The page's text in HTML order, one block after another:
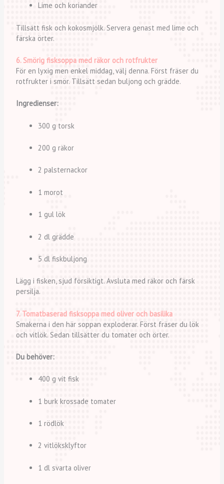
Lime och koriander
Tillsätt fisk och kokosmjölk. Servera genast med lime och
färska örter.
6. Smörig fisksoppa med räkor och rotfrukter
För en lyxig men enkel middag, välj denna. Först fräser du
rotfrukter i smör. Tillsätt sedan buljong och grädde.
Ingredienser:
300 g torsk
200 g räkor
2 palsternackor
1 morot
1 gul lök
2 dl grädde
5 dl fiskbuljong
Lägg i fisken, sjud försiktigt. Avsluta med räkor och färsk
persilja.
7. Tomatbaserad fisksoppa med oliver och basilika
Smakerna i den här soppan exploderar. Först fräser du lök
och vitlök. Sedan tillsätter du tomater och örter.
Du behöver:
400 g vit fisk
1 burk krossade tomater
1 rödlök
2 vitlöksklyftor
1 dl svarta oliver